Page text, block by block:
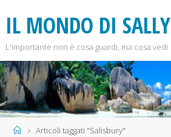
contenuto
IL MONDO DI SALLY
L'importante non è cosa guardi, ma cosa vedi
HomeArticoli taggati "Salisbury"